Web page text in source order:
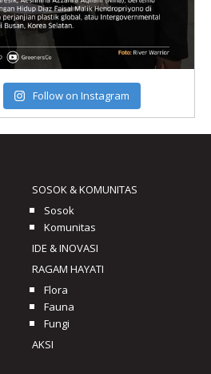
Follow on Instagram
SOSOK & KOMUNITAS
Sosok
Komunitas
IDE & INOVASI
RAGAM HAYATI
Flora
Fauna
Fungi
AKSI